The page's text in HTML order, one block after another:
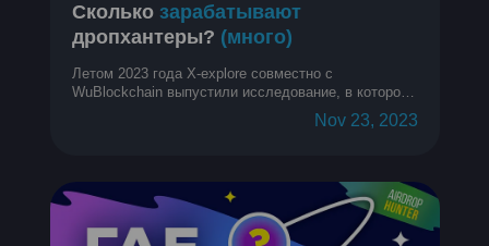
Сколько зарабатывают
дропхантеры? (много)
Летом 2023 года X-explore совместно с
WuBlockchain выпустили исследование, в котором
собрали и проанализировали кучу информации о
средней прибыли с аирдропов на кошелек уNov 23, 2023